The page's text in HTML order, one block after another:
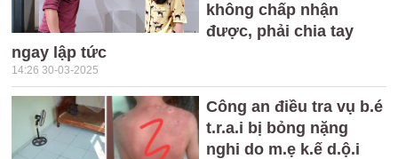
không chấp nhận
được, phải chia tay
ngay lập tức
14:26 30-03-2025
Công an điều tra vụ b.é
t.r.a.i bị bỏng nặng
nghi do m.ẹ k.ế d.ộ.i